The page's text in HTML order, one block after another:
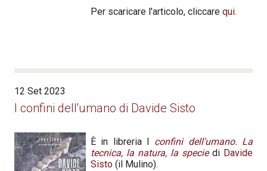
Per scaricare l'articolo, cliccare qui.
12 Set 2023
I confini dell'umano di Davide Sisto
È in libreria I
confini dell'umano. La
tecnica, la natura, la speciedi Davide
Sisto (il Mulino).